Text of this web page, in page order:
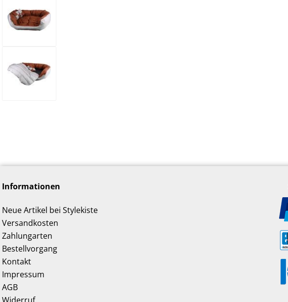
Informationen
Neue Artikel bei Stylekiste
Versandkosten
Zahlungarten
Bestellvorgang
Kontakt
Impressum
AGB